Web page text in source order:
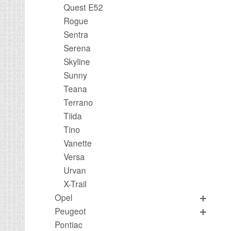
Quest E52
Rogue
Sentra
Serena
Skyline
Sunny
Teana
Terrano
Tiida
Tino
Vanette
Versa
Urvan
X-Trail
Opel
Peugeot
Pontiac